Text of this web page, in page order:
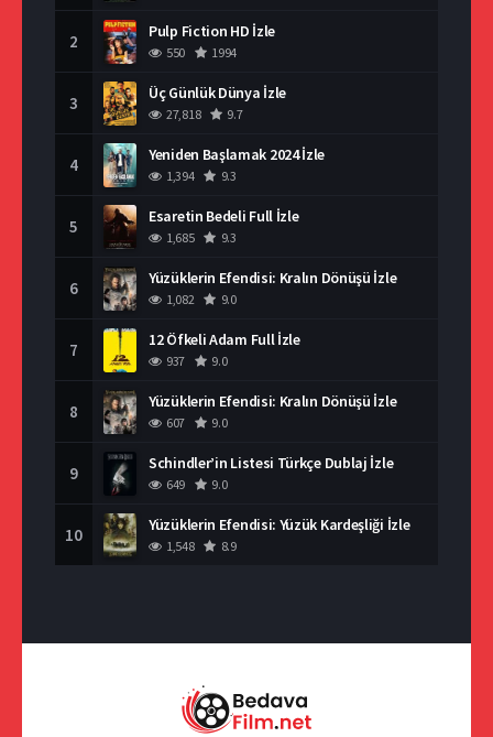
2 Pulp Fiction HD İzle
550 1994
3 Üç Günlük Dünya İzle
27,818 9.7
4 Yeniden Başlamak 2024 İzle
1,394 9.3
5 Esaretin Bedeli Full İzle
1,685 9.3
6 Yüzüklerin Efendisi: Kralın Dönüşü İzle
1,082 9.0
7 12 Öfkeli Adam Full İzle
937 9.0
8 Yüzüklerin Efendisi: Kralın Dönüşü İzle
607 9.0
9 Schindler’in Listesi Türkçe Dublaj İzle
649 9.0
10 Yüzüklerin Efendisi: Yüzük Kardeşliği İzle
1,548 8.9